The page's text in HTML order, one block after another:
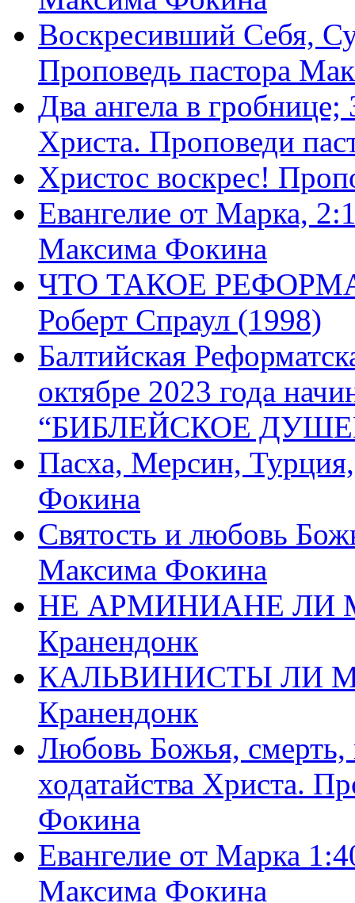
Воскресивший Себя,
Проповедь пастора
Два ангела в
Христа. Проповеди
Христос воскрес!
Евангелие от Марка,
Максима Фокина
ЧТО ТАКОЕ
Роберт Спраул (1998)
Балтийская
октябре 2023 года
“БИБЛЕЙСКОЕ
Пасха, Мерсин,
Фокина
Святость и любовь
Максима Фокина
НЕ АРМИНИАНЕ ЛИ
Кранендонк
КАЛЬВИНИСТЫ ЛИ
Кранендонк
Любовь Божья, смерть,
ходатайства Христа.
Фокина
Евангелие от Марка
Максима Фокина